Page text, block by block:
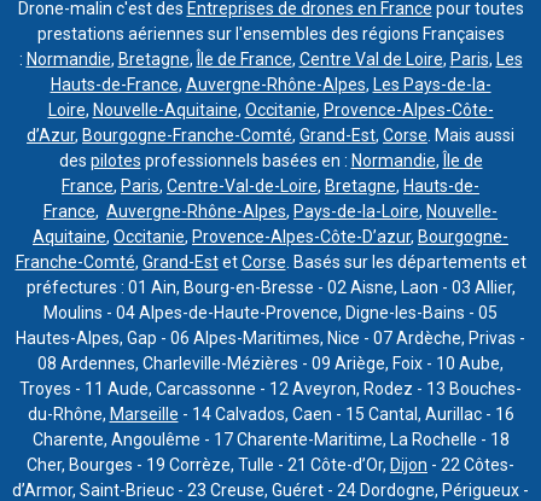
Drone-malin c'est des Entreprises de drones en France pour toutes
prestations aériennes sur l'ensembles des régions Françaises
: Normandie, Bretagne, Île de France, Centre Val de Loire, Paris, Les
Hauts-de-France, Auvergne-Rhône-Alpes, Les Pays-de-la-
Loire, Nouvelle-Aquitaine, Occitanie, Provence-Alpes-Côte-
d’Azur, Bourgogne-Franche-Comté, Grand-Est, Corse . Mais aussi
des pilotes professionnels basées en : Normandie,
Île de
France, Paris, Centre-Val-de-Loire, Bretagne, Hauts-de-
France, Auvergne-Rhône-Alpes, Pays-de-la-Loire, Nouvelle-
Aquitaine, Occitanie, Provence-Alpes-Côte-D’azur, Bourgogne-
Franche-Comté, Grand-EstetCorse . Basés sur les départements et
préfectures : 01 Ain, Bourg-en-Bresse - 02 Aisne, Laon - 03 Allier,
Moulins - 04 Alpes-de-Haute-Provence, Digne-les-Bains - 05
Hautes-Alpes, Gap - 06 Alpes-Maritimes, Nice - 07 Ardèche, Privas -
08 Ardennes, Charleville-Mézières - 09 Ariège, Foix - 10 Aube,
Troyes - 11 Aude, Carcassonne - 12 Aveyron, Rodez - 13 Bouches-
du-Rhône, Marseille - 14 Calvados, Caen - 15 Cantal, Aurillac - 16
Charente, Angoulême - 17 Charente-Maritime, La Rochelle - 18
Cher, Bourges - 19 Corrèze, Tulle - 21 Côte-d’Or, Dijon - 22 Côtes-
d’Armor, Saint-Brieuc - 23 Creuse, Guéret - 24 Dordogne, Périgueux -